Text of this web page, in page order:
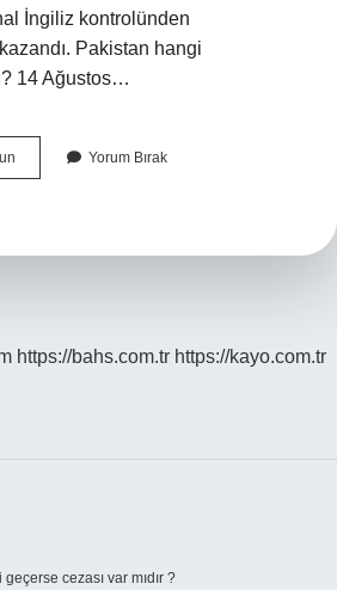
İngiliz kontrolünden
kazandı. Pakistan hangi
14 Ağustos…
Afganistan
Ve
Yorum Bırak
https://bahs.com.tr https://kayo.com.tr
cezası var mıdır ?